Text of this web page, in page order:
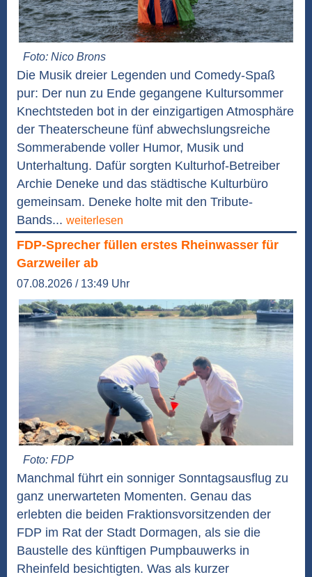
Foto: Nico Brons
Die Musik dreier Legenden und Comedy-Spaß
pur: Der nun zu Ende gegangene Kultursommer
Knechtsteden bot in der einzigartigen Atmosphäre
der Theaterscheune fünf abwechslungsreiche
Sommerabende voller Humor, Musik und
Unterhaltung. Dafür sorgten Kulturhof-Betreiber
Archie Deneke und das städtische Kulturbüro
gemeinsam. Deneke holte mit den Tribute-
Bands... weiterlesen
FDP-Sprecher füllen erstes Rheinwasser für
Garzweiler ab
07.08.2026 / 13:49 Uhr
Foto: FDP
Manchmal führt ein sonniger Sonntagsausflug zu
ganz unerwarteten Momenten. Genau das
erlebten die beiden Fraktionsvorsitzenden der
FDP im Rat der Stadt Dormagen, als sie die
Baustelle des künftigen Pumpbauwerks in
Rheinfeld besichtigten. Was als kurzer